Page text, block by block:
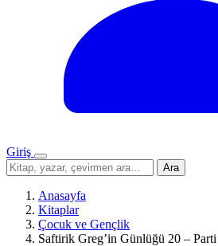
Giriş
Menü
Sitede
ara
Ara
Anasayfa
Kitaplar
Çocuk ve Gençlik
Saftirik Greg’in Günlüğü 20 – Parti